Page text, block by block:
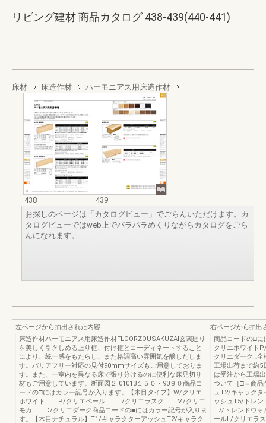
リビング建材 商品カタログ 438-439(440-441)
床材 床造作材 ハーモニアス用床造作材
438
439
お探しのページは「カタログビュー」でごらんいただけます。カ
タログビューではweb上でパラパラめくりながらカタログをごら
んになれます。
左ページから抽出された内容
床造作材ハーモニアス用床造作材FLOORZOUSAKUZAI玄関廻り
を美しく引きしめる上り框、付け框とコーディネートすること
により、統一感をもたらし、また格調高い雰囲気を醸しだしま
す。バリアフリー対応の見付90mmサイズもご用意しておりま
す。また、一室内を異なる床で張り分けるのに便利な床見切り
材もご用意しています。断面図２.01013１５０・90９０商品コ
ードの□にはカラー記号が入ります。【木目タイプ】W/クリエ
ホワイト P/クリエペール L/クリエラスク M/クリエ
モカ D/クリエダーク商品コードの■にはカラー記号が入りま
す。【木目ナチュラル】T1/キャラクターアッシュT2/キャラク
右ページから抽出
商品コードの□に
クリエホワイト
クリエダーク…全
工場出荷まで約5
は受注から工場
ついて［□＝商
ュT2/キャラク
ッシュT5/トレ
T7/トレンドウォ
ールL/クリエラ